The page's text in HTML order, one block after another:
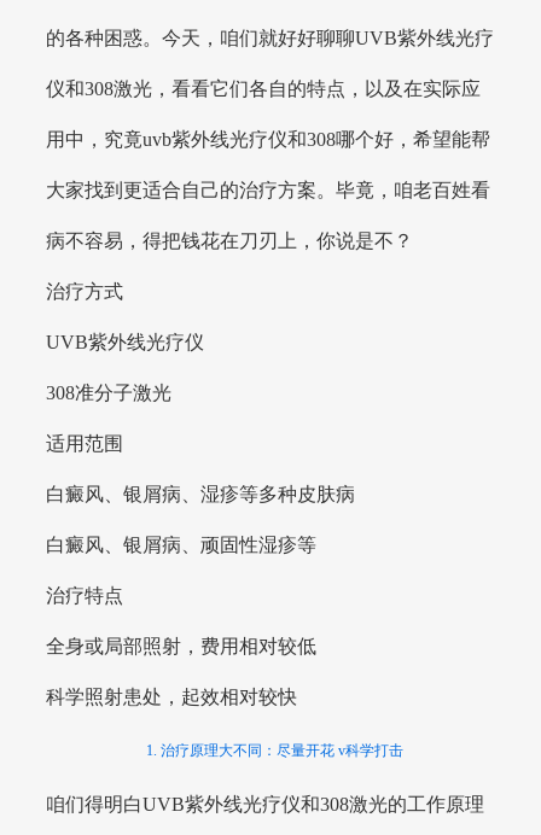
的各种困惑。今天，咱们就好好聊聊UVB紫外线光疗
仪和308激光，看看它们各自的特点，以及在实际应
用中，究竟uvb紫外线光疗仪和308哪个好，希望能帮
大家找到更适合自己的治疗方案。毕竟，咱老百姓看
病不容易，得把钱花在刀刃上，你说是不？
治疗方式
UVB紫外线光疗仪
308准分子激光
适用范围
白癜风、银屑病、湿疹等多种皮肤病
白癜风、银屑病、顽固性湿疹等
治疗特点
全身或局部照射，费用相对较低
科学照射患处，起效相对较快
1. 治疗原理大不同：尽量开花 v科学打击
咱们得明白UVB紫外线光疗仪和308激光的工作原理